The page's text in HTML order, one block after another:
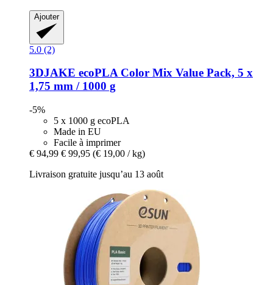
Ajouter
5.0 (2)
3DJAKE ecoPLA Color Mix Value Pack, 5 x
1,75 mm / 1000 g
-5%
5 x 1000 g ecoPLA
Made in EU
Facile à imprimer
€ 94,99 € 99,95 (€ 19,00 / kg)
Livraison gratuite jusqu’au 13 août